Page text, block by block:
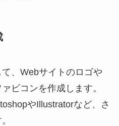
、Webサイトのロゴや
ビコンを作成します。
やIllustratorなど、さ